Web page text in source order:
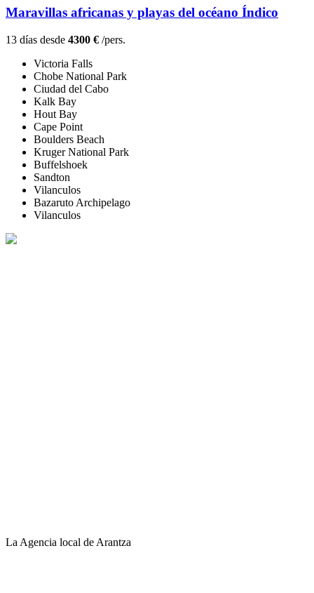
Maravillas africanas y playas del océano Índico
13 días desde 4300 € /pers.
Victoria Falls
Chobe National Park
Ciudad del Cabo
Kalk Bay
Hout Bay
Cape Point
Boulders Beach
Kruger National Park
Buffelshoek
Sandton
Vilanculos
Bazaruto Archipelago
Vilanculos
La Agencia local de Arantza